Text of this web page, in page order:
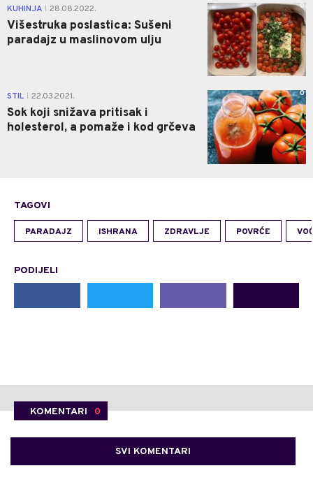
KUHINJA 28.08.2022.
Višestruka poslastica: Sušeni
paradajz u maslinovom ulju
0
STIL 22.03.2021.
Sok koji snižava pritisak i
holesterol, a pomaže i kod grčeva
0
TAGOVI
PARADAJZ ISHRANA ZDRAVLJE POVRĆE
PODIJELI
KOMENTARI 0
SVI KOMENTARI